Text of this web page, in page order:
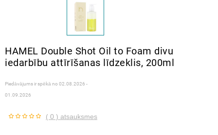
HAMEL Double Shot Oil to Foam divu
iedarbību attīrīšanas līdzeklis, 200ml
Piedāvājums ir spēkā no 02.08.2026 -
01.09.2026
( 0 ) atsauksmes